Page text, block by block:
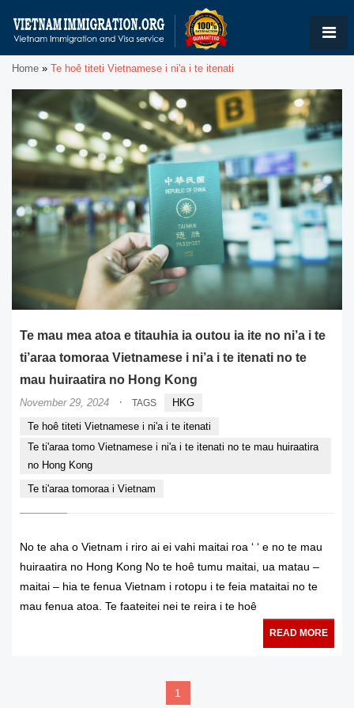
Home » Te hoê titeti Vietnamese i ni'a i te itenati
Te mau mea atoa e titauhia ia outou ia ite no ni’a i te
ti’araa tomoraa Vietnamese i ni’a i te itenati no te
mau huiraatira no Hong Kong
November 29, 2024 · TAGS
HKG
Te hoê titeti Vietnamese i ni'a i te itenati
Te ti'araa tomo Vietnamese i ni'a i te itenati no te mau huiraatira
no Hong Kong
Te ti'araa tomoraa i Vietnam
No te aha o Vietnam i riro ai ei vahi maitai roa ‘ ‘ e no te mau
huiraatira no Hong Kong No te hoê tumu maitai, ua matau –
maitai – hia te fenua Vietnam i rotopu i te feia mataitai no te
mau fenua atoa. Te faateitei nei te reira i te hoê
READ MORE
1